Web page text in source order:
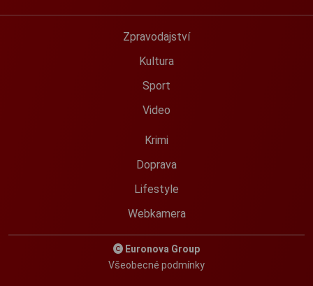
Zpravodajství
Kultura
Sport
Video
Krimi
Doprava
Lifestyle
Webkamera
Euronova Group
Všeobecné podmínky